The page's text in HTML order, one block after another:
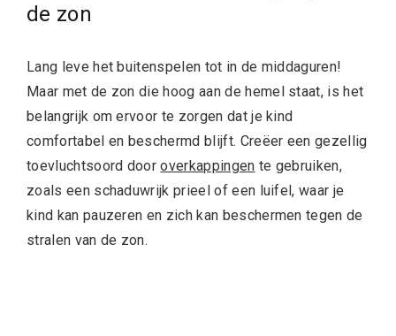
de zon
Lang leve het buitenspelen tot in de middaguren!
Maar met de zon die hoog aan de hemel staat, is het
belangrijk om ervoor te zorgen dat je kind
comfortabel en beschermd blijft. Creëer een gezellig
toevluchtsoord dooroverkappingen te gebruiken,
zoals een schaduwrijk prieel of een luifel, waar je
kind kan pauzeren en zich kan beschermen tegen de
stralen van de zon.